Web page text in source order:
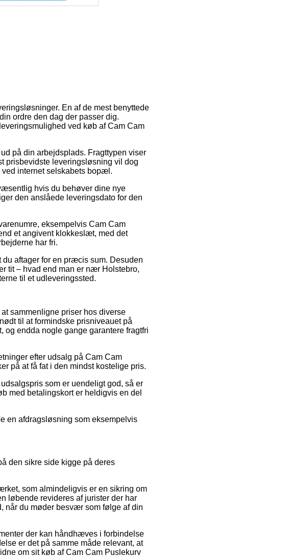
En af de mest benyttede
ordre den dag der passer dig.
ved køb af Cam Cam
på din arbejdsplads. Fragttypen viser
prisbevidste leveringsløsning vil dog
internet selskabets bopæl.
hvis du behøver dine nye
den anslåede leveringsdato for den
eksempelvis Cam Cam
et angivent klokkeslæt, med det
har fri.
aftager for en præcis sum. Desuden
tit – hvad end man er nær Holstebro,
til et udleveringssted.
sammenligne priser hos diverse
til at formindske prisniveauet på
og endda nogle gange garantere fragtfri
efter udsalg på Cam Cam
på at få fat i den mindst kostelige pris.
som er uendeligt god, så er
med betalingskort er heldigvis en del
en afdragsløsning som eksempelvis
den sikre side kigge på deres
som almindeligvis er en sikring om
løbende revideres af jurister der har
når du møder besvær som følge af din
der kan håndhæves i forbindelse
er det på samme måde relevant, at
om sit køb af Cam Cam Puslekurv